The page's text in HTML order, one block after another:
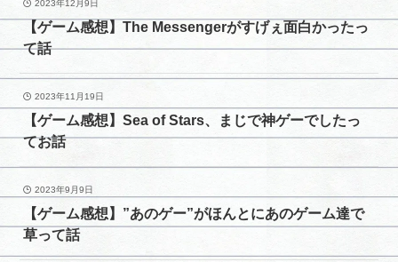
2023年12月9日
【ゲーム感想】The Messengerがすげぇ面白かったっ
て話
2023年11月19日
【ゲーム感想】Sea of Stars、まじで神ゲーでしたっ
てお話
2023年9月9日
【ゲーム感想】”あのゲー”がほんとにあのゲーム達で
草って話